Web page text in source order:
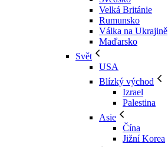
Velká Británie
Rumunsko
Válka na Ukrajině
Maďarsko
Svět
USA
Blízký východ
Izrael
Palestina
Asie
Čína
Jižní Korea